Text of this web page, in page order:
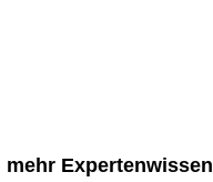
Expertenwissen